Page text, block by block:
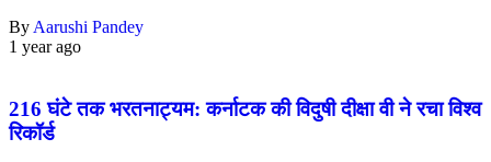
By Aarushi Pandey
1 year ago
216 घंटे तक भरतनाट्यम: कर्नाटक की विदुषी दीक्षा वी ने रचा विश्व
रिकॉर्ड